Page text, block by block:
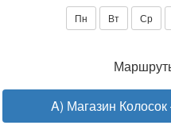
Пн Вт Ср
A) Магазин